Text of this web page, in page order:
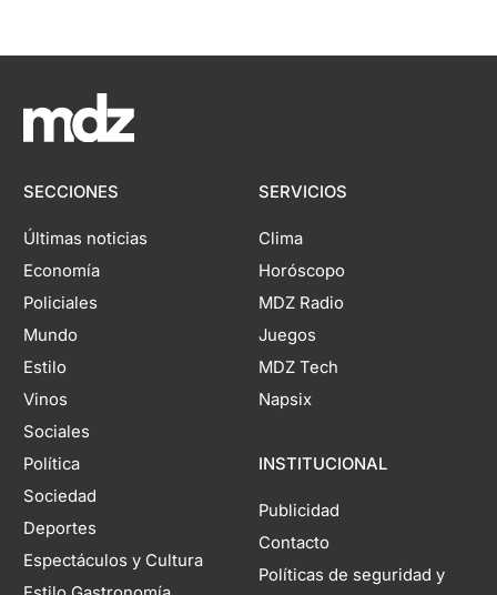
SECCIONES
Últimas noticias
Economía
Policiales
Mundo
Estilo
Vinos
Sociales
Política
Sociedad
Deportes
Espectáculos y Cultura
SERVICIOS
Clima
Horóscopo
MDZ Radio
Juegos
MDZ Tech
Napsix
INSTITUCIONAL
Publicidad
Contacto
Políticas de seguridad y